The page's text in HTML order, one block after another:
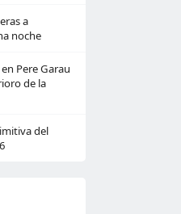
a
noche
Pere Garau
de la
del